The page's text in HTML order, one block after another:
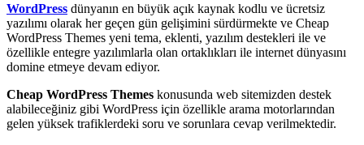
WordPress dünyanın en büyük açık kaynak kodlu ve ücretsiz
yazılımı olarak her geçen gün gelişimini sürdürmekte ve Cheap
WordPress Themes yeni tema, eklenti, yazılım destekleri ile ve
özellikle entegre yazılımlarla olan ortaklıkları ile internet dünyasını
domine etmeye devam ediyor.
Cheap WordPress Themes konusunda web sitemizden destek
alabileceğiniz gibi WordPress için özellikle arama motorlarından
gelen yüksek trafiklerdeki soru ve sorunlara cevap verilmektedir.